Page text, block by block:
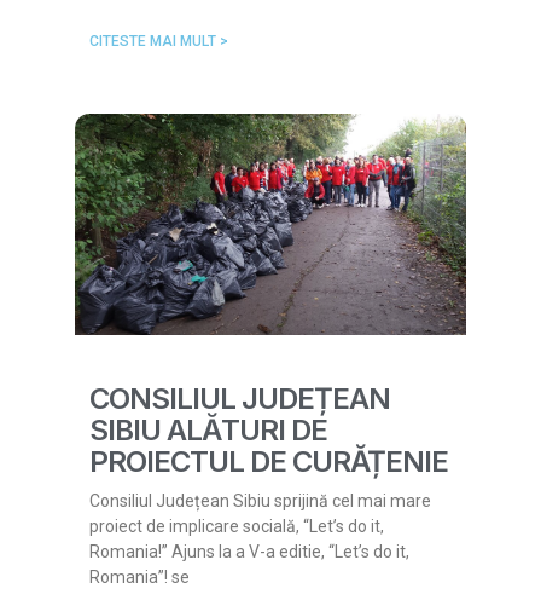
CITESTE MAI MULT >
CONSILIUL JUDEȚEAN
SIBIU ALĂTURI DE
PROIECTUL DE CURĂȚENIE
Consiliul Județean Sibiu sprijină cel mai mare
proiect de implicare socială, “Let’s do it,
Romania!” Ajuns la a V-a editie, “Let’s do it,
Romania”! se